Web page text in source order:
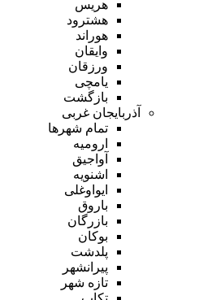
هریس
هشترود
هوراند
وایقان
ورزقان
یامچی
بازگشت
آذربایجان غربی
تمام شهر‌ها
ارومیه
آواجیق
اشنویه
ایواوغلی
باروق
بازرگان
بوکان
پلدشت
پیرانشهر
تازه شهر